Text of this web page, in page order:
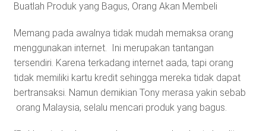
Buatlah Produk yang Bagus, Orang Akan Membeli
Memang pada awalnya tidak mudah memaksa orang
menggunakan internet. Ini merupakan tantangan
tersendiri. Karena terkadang internet aada, tapi orang
tidak memiliki kartu kredit sehingga mereka tidak dapat
bertransaksi. Namun demikian Tony merasa yakin sebab
orang Malaysia, selalu mencari produk yang bagus.